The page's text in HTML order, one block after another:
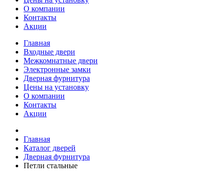
О компании
Контакты
Акции
Главная
Входные двери
Межкомнатные двери
Электронные замки
Дверная фурнитура
Цены на установку
О компании
Контакты
Акции
Главная
Каталог дверей
Дверная фурнитура
Петли стальные